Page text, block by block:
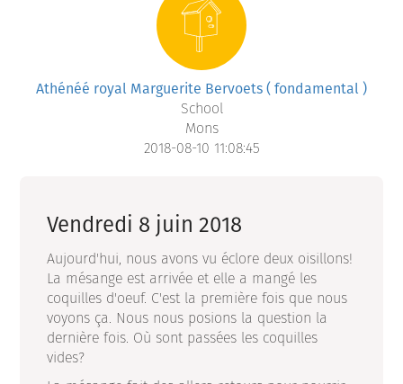
Athénéé royal Marguerite Bervoets ( fondamental )
School
Mons
2018-08-10 11:08:45
Vendredi 8 juin 2018
Aujourd'hui, nous avons vu éclore deux oisillons!
La mésange est arrivée et elle a mangé les
coquilles d'oeuf. C'est la première fois que nous
voyons ça. Nous nous posions la question la
dernière fois. Où sont passées les coquilles
vides?